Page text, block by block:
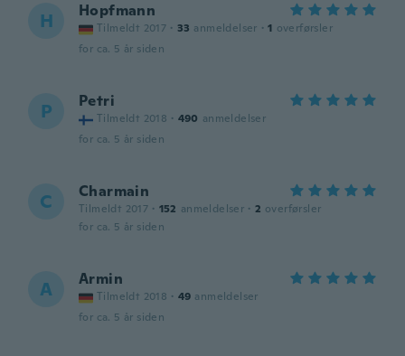
H Hopfmann
Tilmeldt 2017 · 33 anmeldelser · 1 overførsler
for ca. 5 år siden
P Petri
Tilmeldt 2018 · 490 anmeldelser
for ca. 5 år siden
C Charmain
Tilmeldt 2017 · 152 anmeldelser · 2 overførsler
for ca. 5 år siden
A Armin
Tilmeldt 2018 · 49 anmeldelser
for ca. 5 år siden